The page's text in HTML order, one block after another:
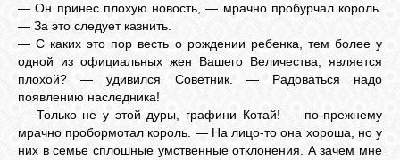
УСПЕХ
ГОРОСКОП
ВХОД
— Он принес плохую новость, — мрачно пробурчал король.
— За это следует казнить.
— С каких это пор весть о рождении ребенка, тем более у
одной из официальных жен Вашего Величества, является
плохой? — удивился Советник. — Радоваться надо
появлению наследника!
— Только не у этой дуры, графини Котай! — по-прежнему
мрачно пробормотал король. — На лицо-то она хороша, но у
них в семье сплошные умственные отклонения. А зачем мне